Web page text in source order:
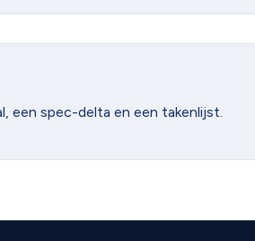
een spec-delta en een takenlijst.